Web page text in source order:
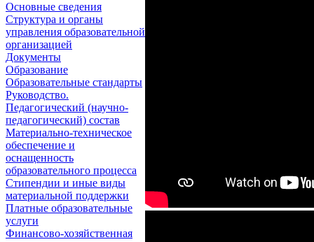
Основные сведения
Структура и органы
управления образовательной
организацией
Документы
Образование
Образовательные стандарты
Руководство.
Педагогический (научно-
педагогический) состав
Материально-техническое
обеспечение и
оснащенность
образовательного процесса
Стипендии и иные виды
материальной поддержки
Платные образовательные
услуги
Финансово-хозяйственная